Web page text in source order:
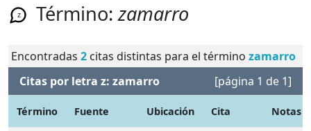
z Término:zamarro
Encontradas 2 citas distintas para el término zamarro
Citas por letra z: zamarro
[página 1 de 1]
Término Fuente Ubicación Cita Notas